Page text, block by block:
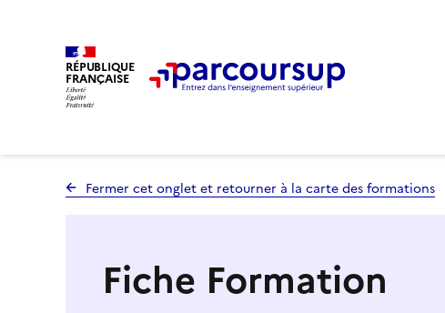
RÉPUBLIQUE
FRANÇAISE
Fermer cet onglet et retourner à la carte des formations
Fiche Formation